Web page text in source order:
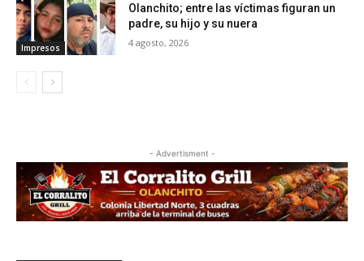
Impresos
Olanchito; entre las víctimas figuran un
padre, su hijo y su nuera
4 agosto, 2026
- Advertisment -